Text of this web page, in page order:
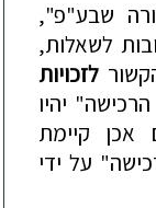
שבע"פ",
לשאלות,
לזכויות
יהיו
אכן קיימת
על ידי